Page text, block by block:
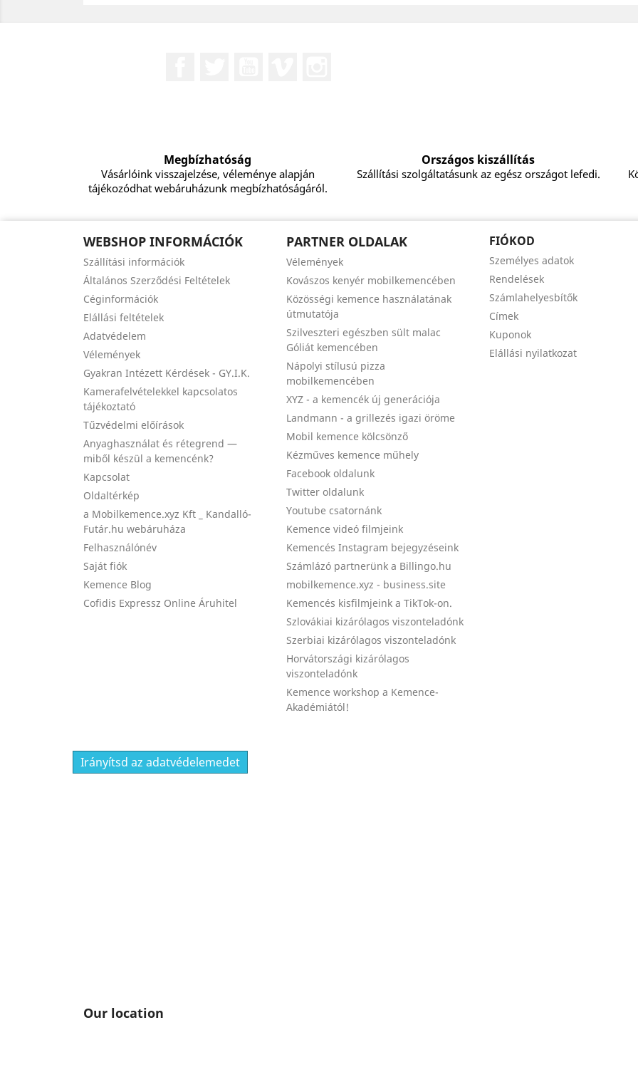
Megbízhatóság
Vásárlóink visszajelzése, véleménye alapján
tájékozódhat webáruházunk megbízhatóságáról.
Országos kiszállítás
Szállítási szolgáltatásunk az egész országot lefedi.
WEBSHOP INFORMÁCIÓK
Szállítási információk
Általános Szerződési Feltételek
Céginformációk
Elállási feltételek
Adatvédelem
Vélemények
Gyakran Intézett Kérdések - GY.I.K.
Kamerafelvételekkel kapcsolatos
tájékoztató
Tűzvédelmi előírások
Anyaghasználat és rétegrend —
miből készül a kemencénk?
Kapcsolat
Oldaltérkép
a Mobilkemence.xyz Kft _ Kandalló-
Futár.hu webáruháza
Felhasználónév
Saját fiók
Kemence Blog
Cofidis Expressz Online Áruhitel
PARTNER OLDALAK
Vélemények
Kovászos kenyér mobilkemencében
Közösségi kemence használatának
útmutatója
Szilveszteri egészben sült malac
Góliát kemencében
Nápolyi stílusú pizza
mobilkemencében
XYZ - a kemencék új generációja
Landmann - a grillezés igazi öröme
Mobil kemence kölcsönző
Kézműves kemence műhely
Facebook oldalunk
Twitter oldalunk
Youtube csatornánk
Kemence videó filmjeink
Kemencés Instagram bejegyzéseink
Számlázó partnerünk a Billingo.hu
mobilkemence.xyz - business.site
Kemencés kisfilmjeink a TikTok-on.
Szlovákiai kizárólagos viszonteladónk
Szerbiai kizárólagos viszonteladónk
Horvátországi kizárólagos
viszonteladónk
Kemence workshop a Kemence-
Akadémiától!
FIÓKOD
Személyes adatok
Rendelések
Számlahelyesbítők
Címek
Kuponok
Elállási nyilatkozat
Irányítsd az adatvédelemedet
Our location